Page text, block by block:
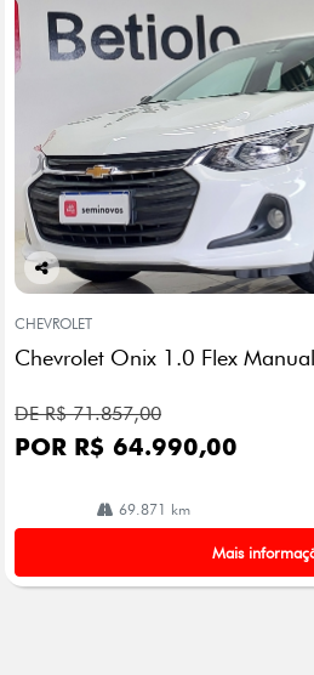
Co
arti
lhe
CHEVROLET
Chevrolet Onix 1.0 Flex
DE R$ 71.857,00
POR R$ 64.990,00
69.871 km
Mais